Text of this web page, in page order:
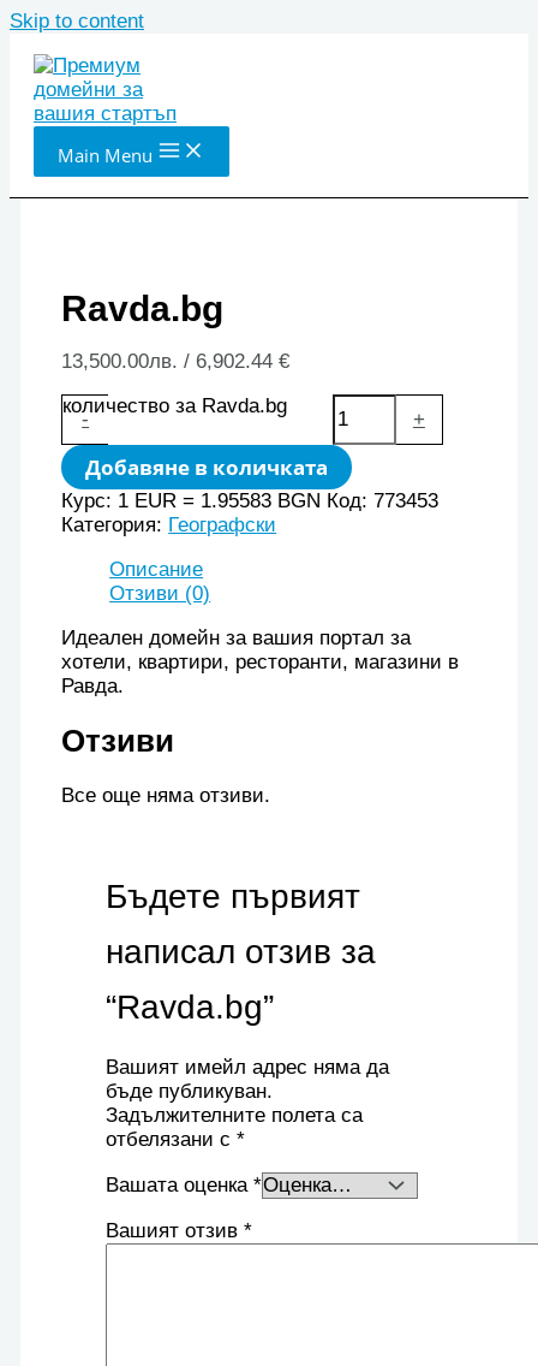
Skip to content
Main Menu
Ravda.bg
13,500.00лв. / 6,902.44 €
-
количество за Ravda.bg
+
Добавяне в количката
Курс: 1 EUR = 1.95583 BGN Код:773453
Категория: Географски
Описание
Отзиви (0)
Идеален домейн за вашия портал за
хотели, квартири, ресторанти, магазини в
Равда.
Отзиви
Все още няма отзиви.
Бъдете първият
написал отзив за
“Ravda.bg”
Вашият имейл адрес няма да
бъде публикуван.
Задължителните полета са
отбелязани с *
Вашата оценка *
Вашият отзив *